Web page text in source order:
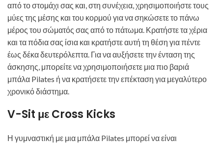
από το στομάχι σας και, στη συνέχεια, χρησιμοποιήστε τους
μύες της μέσης και του κορμού για να σηκώσετε το πάνω
μέρος του σώματός σας από το πάτωμα. Κρατήστε τα χέρια
και τα πόδια σας ίσια και κρατήστε αυτή τη θέση για πέντε
έως δέκα δευτερόλεπτα. Για να αυξήσετε την ένταση της
άσκησης, μπορείτε να χρησιμοποιήσετε μια πιο βαριά
μπάλα Pilates ή να κρατήσετε την επέκταση για μεγαλύτερο
χρονικό διάστημα.
V-Sit με Cross Kicks
Η γυμναστική με μια μπάλα Pilates μπορεί να είναι